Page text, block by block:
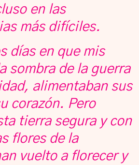
en las
más difíciles.
días en que mis
sombra de la guerra
alimentaban sus
corazón. Pero
tierra segura y con
flores de la
vuelto a florecer y